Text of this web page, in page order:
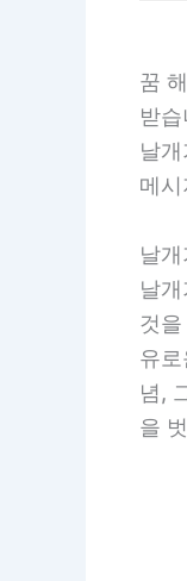
꿈
받
날
메시
날
날
것
유
념,
을